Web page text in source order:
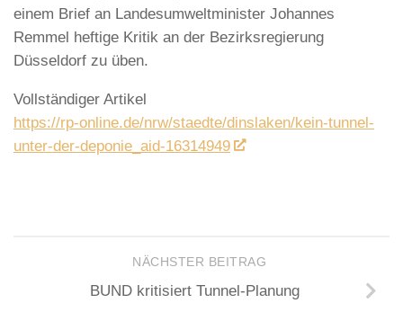
einem Brief an Landesumweltminister Johannes
Remmel heftige Kritik an der Bezirksregierung
Düsseldorf zu üben.
Vollständiger Artikel
https://rp-online.de/nrw/staedte/dinslaken/kein-tunnel-
unter-der-deponie_aid-16314949
NÄCHSTER BEITRAG
BUND kritisiert Tunnel-Planung